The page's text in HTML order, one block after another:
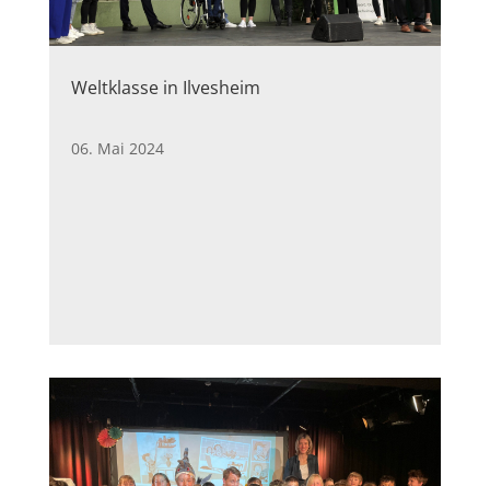
Weltklasse in Ilvesheim
06. Mai 2024